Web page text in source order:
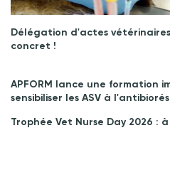
Délégation d'actes
concret !
APFORM lance une formation
sensibiliser les ASV à
Trophée Vet Nurse Day 2026 :